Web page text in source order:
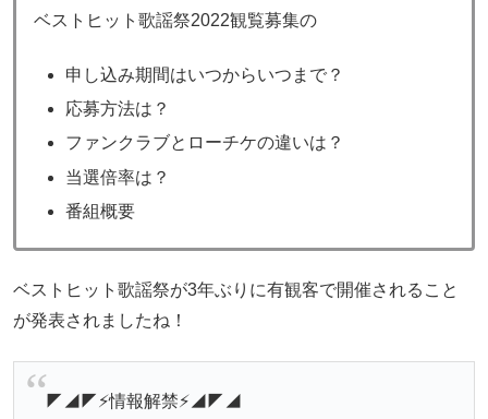
ベストヒット歌謡祭2022観覧募集の
申し込み期間はいつからいつまで？
応募方法は？
ファンクラブとローチケの違いは？
当選倍率は？
番組概要
ベストヒット歌謡祭が3年ぶりに有観客で開催されること
が発表されましたね！
◤◢◤⚡情報解禁⚡◢◤◢